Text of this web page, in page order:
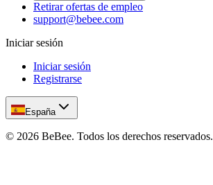
Retirar ofertas de empleo
support@bebee.com
Iniciar sesión
Iniciar sesión
Registrarse
España
© 2026 BeBee. Todos los derechos reservados.